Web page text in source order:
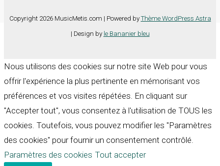
Copyright 2026 MusicMetis.com | Powered by Thème WordPress Astra
| Design by le Bananier bleu
Nous utilisons des cookies sur notre site Web pour vous
offrir l'expérience la plus pertinente en mémorisant vos
préférences et vos visites répétées. En cliquant sur
"Accepter tout", vous consentez à l'utilisation de TOUS les
cookies. Toutefois, vous pouvez modifier les "Paramètres
des cookies" pour fournir un consentement contrôlé.
Paramètres des cookies Tout accepter